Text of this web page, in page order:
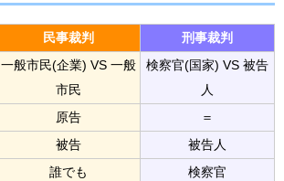
民事裁判
刑事裁判
一般市民(企業) VS 一般
市民
検察官(国家) VS 被告
人
原告
＝
被告
被告人
誰でも
検察官